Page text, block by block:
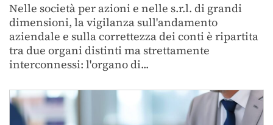
Nelle società per azioni e nelle s.r.l. di grandi
dimensioni, la vigilanza sull'andamento
aziendale e sulla correttezza dei conti è ripartita
tra due organi distinti ma strettamente
interconnessi: l'organo di...